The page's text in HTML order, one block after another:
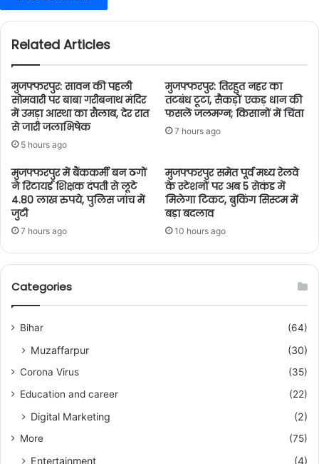
Related Articles
मुजफ्फरपुर: सावन की पहली
सोमवारी पर बाबा गरीबनाथ मंदिर
में उमड़ा आस्था का सैलाब, देर रात
से जारी जलाभिषेक
5 hours ago
मुजफ्फरपुर: तिरहुत नहर का
तटबंध टूटा, सैकड़ों एकड़ धान की
फसलें जलमग्न; किसानों में चिंता
7 hours ago
मुजफ्फरपुर में बैंककर्मी बन ठगों
ने रिटायर्ड शिक्षक दंपती से लूटे
4.80 लाख रुपये, पुलिस जांच में
जुटी
7 hours ago
मुजफ्फरपुर समेत पूर्व मध्य रेलवे
के स्टेशनों पर अब 5 सेकंड में
मिलेगा टिकट, बुकिंग सिस्टम में
बड़ा बदलाव
10 hours ago
Categories
Bihar (64)
Muzaffarpur (30)
Corona Virus
(35)
Education and career
(22)
Digital Marketing (2)
More (75)
Entertainment
(4)